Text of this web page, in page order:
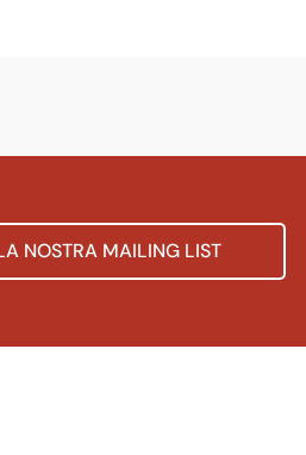
NOSTRA MAILING LIST